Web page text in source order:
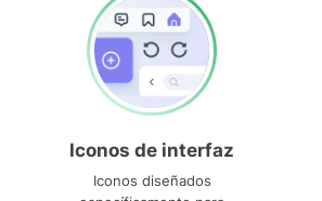
Iconos de interfaz
Iconos diseñados